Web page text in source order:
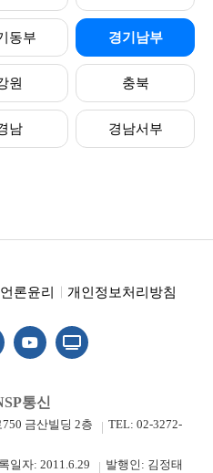
동부 경기남부
원 충북
남 경남서부
언론윤리 개인정보처리방침
통신
금산빌딩 2층
TEL: 02-3272-
일자: 2011.6.29 발행인: 김정태